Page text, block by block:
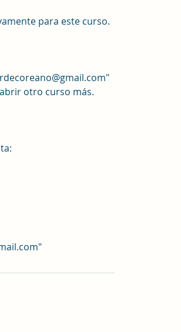
para este curso.
otro curso más.